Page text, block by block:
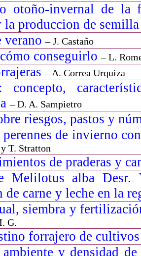
otoño-invernal de la
la produccion de semilla
verano – J. Castaño
conseguirlo – L.
– A. Correa Urquiza
concepto,
– D. A. Sampietro
riesgos, pastos y
perennes de invierno
y T. Stratton
de praderas y
Melilotus alba Desr.
de carne y leche en la
siembra y
G.
forrajero de
y densidad